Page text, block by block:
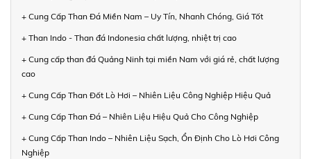
+ Cung Cấp Than Đá Miền Nam – Uy Tín, Nhanh Chóng, Giá Tốt
+ Than Indo - Than đá Indonesia chất lượng, nhiệt trị cao
+ Cung cấp than đá Quảng Ninh tại miền Nam với giá rẻ, chất lượng
cao
+ Cung Cấp Than Đốt Lò Hơi – Nhiên Liệu Công Nghiệp Hiệu Quả
+ Cung Cấp Than Đá – Nhiên Liệu Hiệu Quả Cho Công Nghiệp
+ Cung Cấp Than Indo – Nhiên Liệu Sạch, Ổn Định Cho Lò Hơi Công
Nghiệp